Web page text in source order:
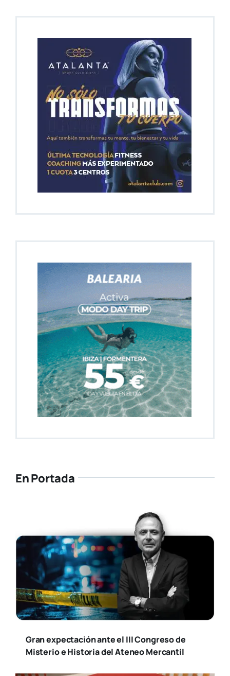
En Portada
Gran expectación ante el III Congreso de
Misterio e Historia del Ateneo Mercantil